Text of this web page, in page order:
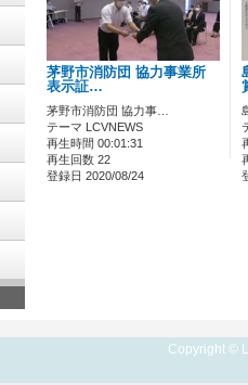
茅野市消防団 協力事業所
表示証…
茅野市消防団 協力事…
テーマ LCVNEWS
再生時間 00:01:31
再生回数 22
登録日 2020/08/24
Copyright ©